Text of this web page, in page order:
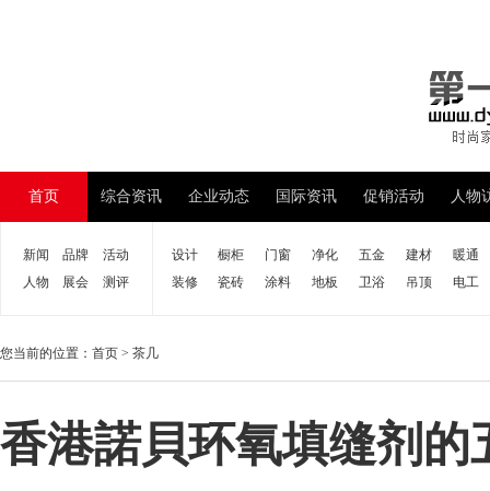
首页 综合资讯 企业动态 国际资讯 促销活动 人物
新闻 品牌
活动
人物
展会 测评
设计 橱柜 门窗 净化 五金 建材
暖通
装修
瓷砖 涂料 地板 卫浴 吊顶 电工
您当前的位置： 首页 > 茶几
香港諾貝环氧填缝剂的